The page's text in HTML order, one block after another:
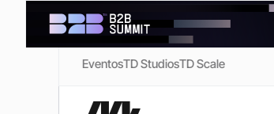
EventosTD StudiosTD Scale